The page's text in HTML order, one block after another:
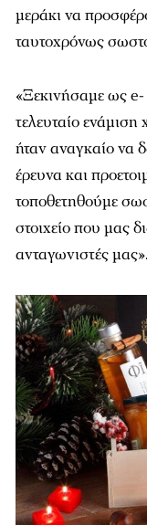
μεράκι να
ταυτοχρόνως
«Ξεκινήσαμε ως
τελευταίο
ήταν αναγκαίο να
έρευνα και
τοποθετηθούμε
στοιχείο που μας
ανταγωνιστές μας».